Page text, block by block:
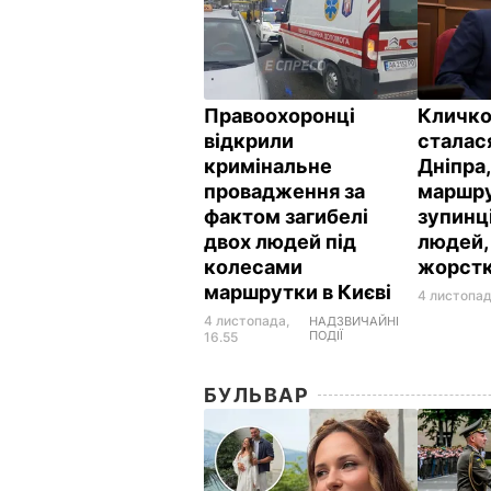
Правоохоронці
відкрили
кримінальне
провадження за
фактом загибелі
двох людей під
колесами
маршрутки в Києві
4 листопада,
16.55
НАДЗВИЧАЙНІ
ПОДІЇ
людей,
4
БУЛЬВАР